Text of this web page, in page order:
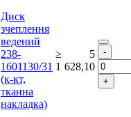
Диск
зчеплення
ведений
238-
1601130/31
(к-кт,
тканна
накладка)
≥
1
5
628,10